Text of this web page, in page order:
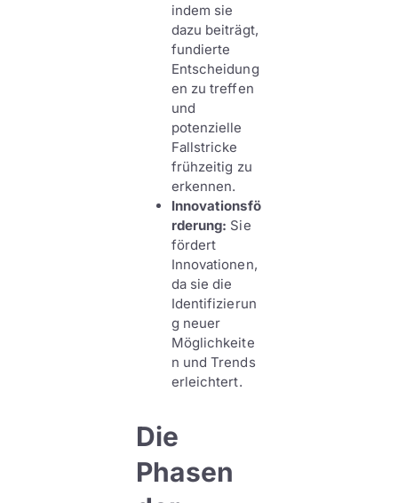
indem sie
dazu beiträgt,
fundierte
Entscheidung
en zu treffen
und
potenzielle
Fallstricke
frühzeitig zu
erkennen.
Innovationsfö
rderung: Sie
fördert
Innovationen,
da sie die
Identifizierun
g neuer
Möglichkeite
n und Trends
erleichtert.
Die
Phasen